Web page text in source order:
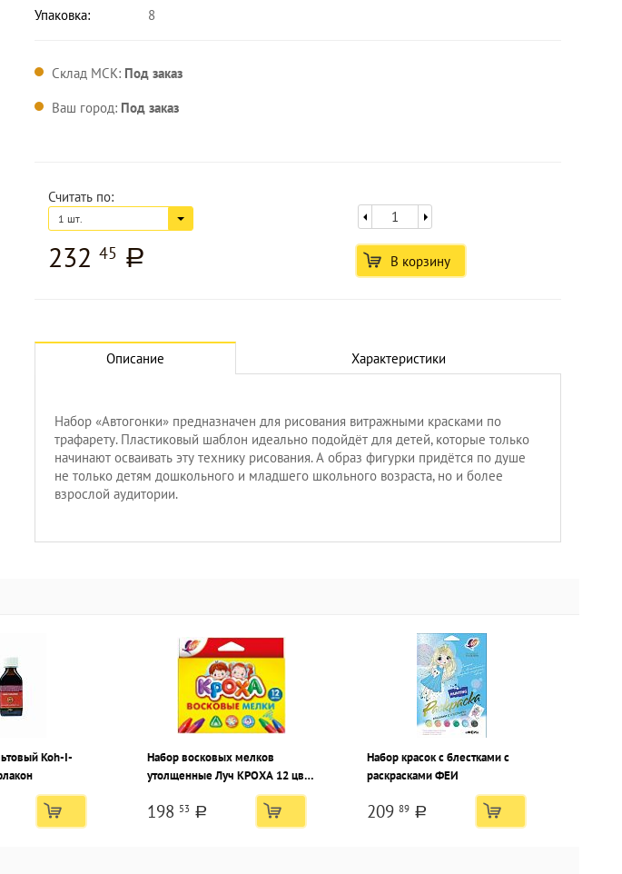
Упаковка:
8
Склад МСК: Под заказ
Ваш город: Под заказ
Считать по:
1 шт.
232 45 a В корзину
Описание Характеристики
Набор «Автогонки» предназначен для рисования витражными красками по
трафарету. Пластиковый шаблон идеально подойдёт для детей, которые только
начинают осваивать эту технику рисования. А образ фигурки придётся по душе
не только детям дошкольного и младшего школьного возраста, но и более
взрослой аудитории.
Koh-I-
Набор восковых мелков
утолщенные Луч КРОХА 12 цв.
трехгранные, смываемые,
диаметр 10 мм
198 53 a
Набор красок с блестками с
раскрасками ФЕИ
209 89 a